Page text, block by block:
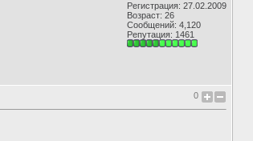
Регистрация: 27.02.2009
Возраст: 26
Сообщений: 4,120
Репутация: 1461
0